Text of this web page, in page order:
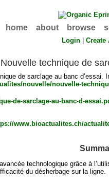
home about browse
Login |Create
Nouvelle technique de
de sarclage au banc
nouvelle/nouvelle-
www.bioactualites.ch/
technologique grâce à
du désherbage sur la ligne.